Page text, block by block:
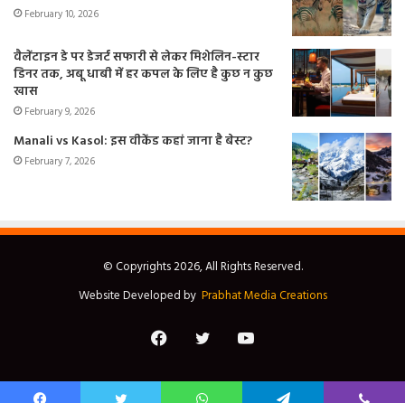
February 10, 2026
वैलेंटाइन डे पर डेजर्ट सफारी से लेकर मिशेलिन-स्टार
डिनर तक, अबू धाबी में हर कपल के लिए है कुछ न कुछ
खास
February 9, 2026
Manali vs Kasol: इस वीकेंड कहां जाना है बेस्ट?
February 7, 2026
© Copyrights 2026, All Rights Reserved.
Website Developed by Prabhat Media Creations
FacebookTwitterYouTube